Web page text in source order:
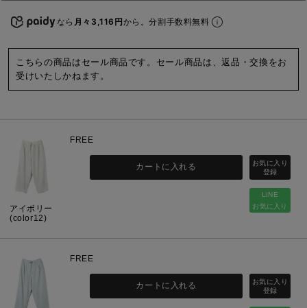
なら 月々3,116円から。分割手数料無料
こちらの商品はセール商品です。セール商品は、返品・交換をお
受けいたしかねます。
アイボリー
(color12)
FREE
LINE
お気に入り
カートに入れる
FREE
カートに入れる